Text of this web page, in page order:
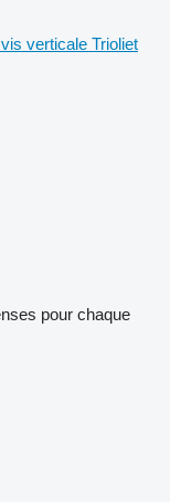
verticale Trioliet
pour chaque